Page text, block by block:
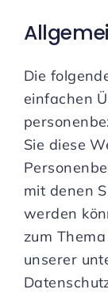
Die
einfachen
Sie diese
mit denen
werden
zum
unserer